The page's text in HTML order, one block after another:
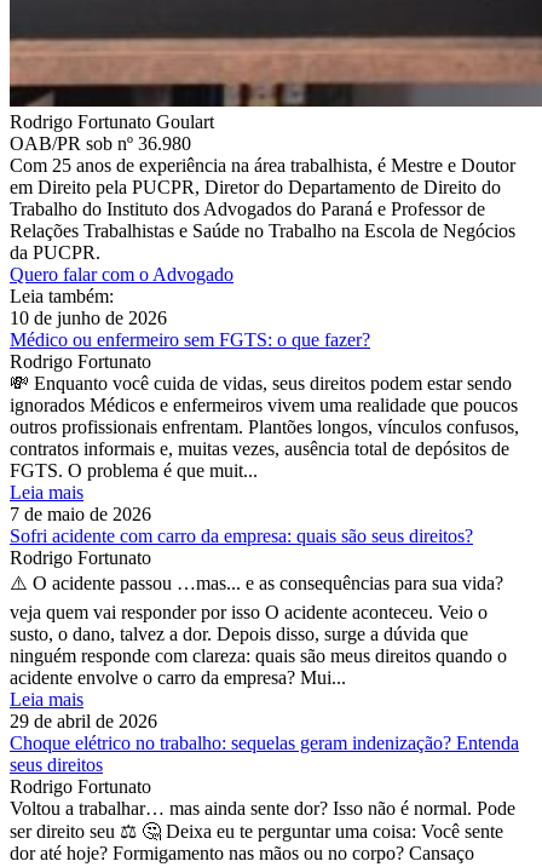
Rodrigo Fortunato Goulart
OAB/PR sob nº 36.980
Com 25 anos de experiência na área trabalhista, é Mestre e Doutor
em Direito pela PUCPR, Diretor do Departamento de Direito do
Trabalho do Instituto dos Advogados do Paraná e Professor de
Relações Trabalhistas e Saúde no Trabalho na Escola de Negócios
da PUCPR.
Quero falar com o Advogado
Leia também:
10 de junho de 2026
Médico ou enfermeiro sem FGTS: o que fazer?
Rodrigo Fortunato
💸 Enquanto você cuida de vidas, seus direitos podem estar sendo
ignorados Médicos e enfermeiros vivem uma realidade que poucos
outros profissionais enfrentam. Plantões longos, vínculos confusos,
contratos informais e, muitas vezes, ausência total de depósitos de
FGTS. O problema é que muit...
Leia mais
7 de maio de 2026
Sofri acidente com carro da empresa: quais são seus direitos?
Rodrigo Fortunato
⚠️ O acidente passou …mas... e as consequências para sua vida?
veja quem vai responder por isso O acidente aconteceu. Veio o
susto, o dano, talvez a dor. Depois disso, surge a dúvida que
ninguém responde com clareza: quais são meus direitos quando o
acidente envolve o carro da empresa? Mui...
Leia mais
29 de abril de 2026
Choque elétrico no trabalho: sequelas geram indenização? Entenda
seus direitos
Rodrigo Fortunato
Voltou a trabalhar… mas ainda sente dor? Isso não é normal. Pode
ser direito seu ⚖️ 🤔 Deixa eu te perguntar uma coisa: Você sente
dor até hoje? Formigamento nas mãos ou no corpo? Cansaço